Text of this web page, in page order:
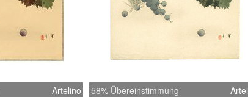
Artelino 58% Übereinstimmung